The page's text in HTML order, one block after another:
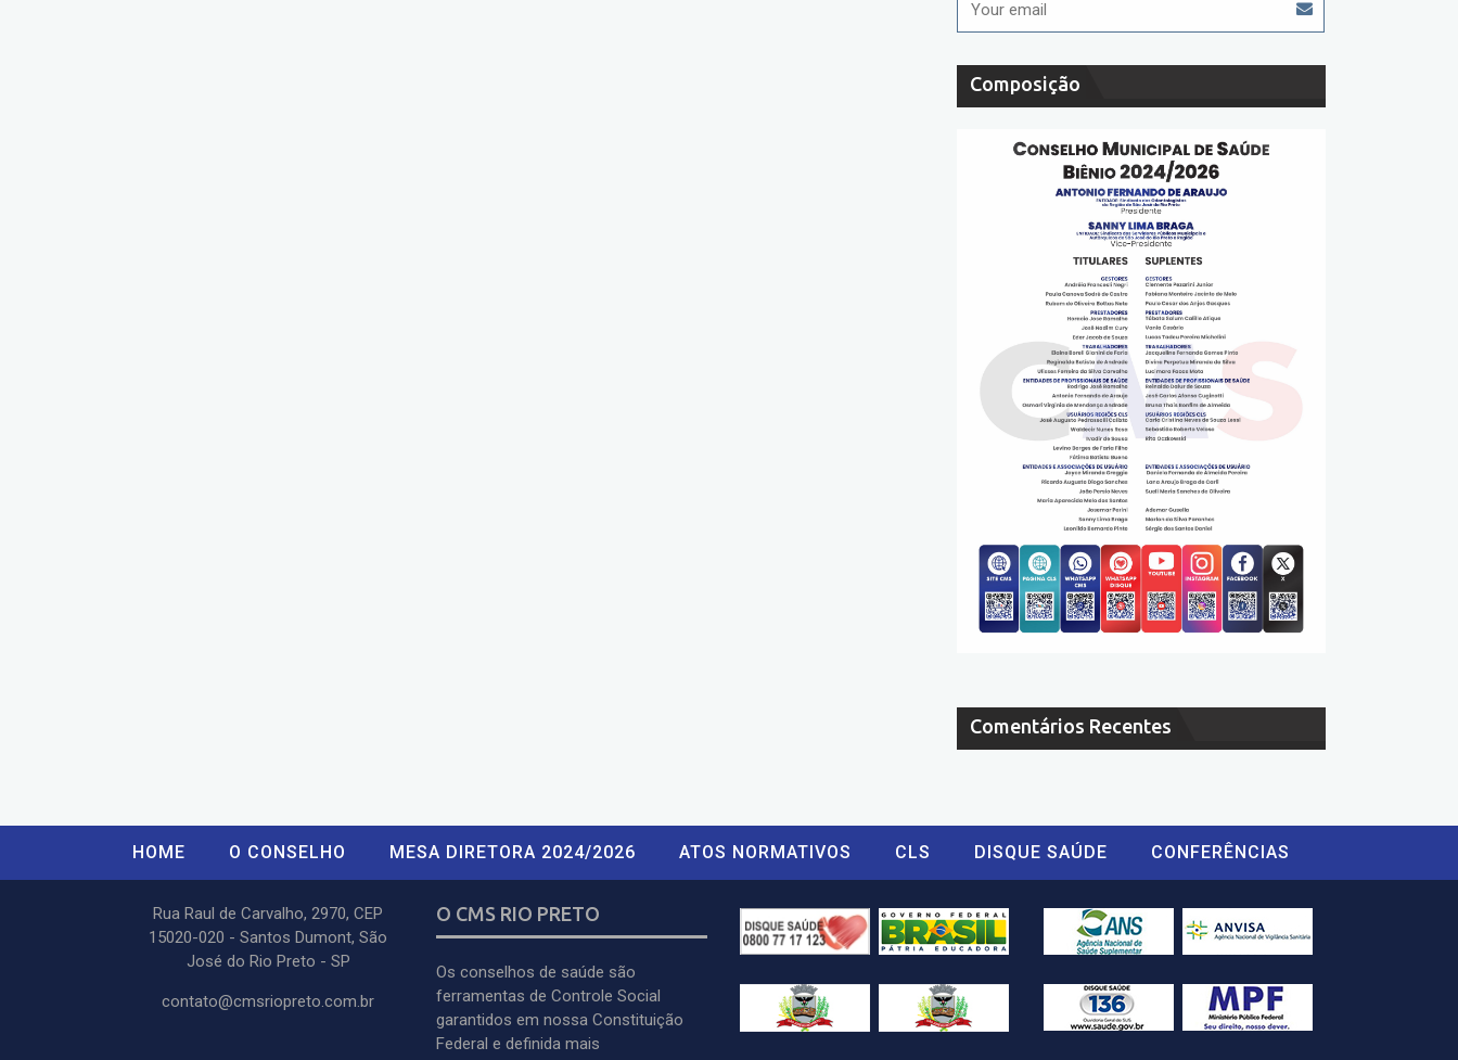
Composição
Comentários Recentes
HOME O CONSELHO MESA DIRETORA 2024/2026 ATOS NORMATIVOS CLS DISQUE SAÚDE CONFERÊNCIAS
Rua Raul de Carvalho, 2970, CEP
15020-020 - Santos Dumont, São
José do Rio Preto - SP
contato@cmsriopreto.com.br
O CMS RIO PRETO
Os conselhos de saúde são
ferramentas de Controle Social
garantidos em nossa Constituição
Federal e definida mais